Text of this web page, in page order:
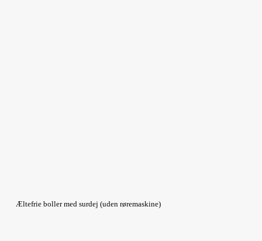
Æltefrie boller med surdej (uden røremaskine)